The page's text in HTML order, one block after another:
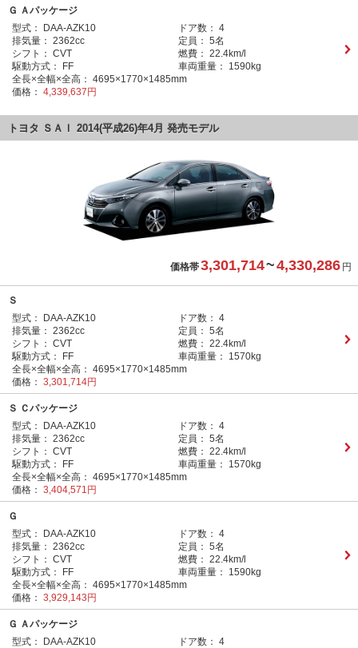
Ｇ Ａパッケージ
型式：
DAA-AZK10 ドア数： 4
排気量： 2362cc 定員： 5名
シフト： CVT 燃費： 22.4km/l
駆動方式：
FF 車両重量：
1590kg
全長×全幅×全高： 4695×1770×1485mm
価格： 4,339,637円
トヨタ ＳＡＩ 2014(平成26)年4月 発売モデル
価格帯3,301,714~4,330,286 円
Ｓ
型式：
DAA-AZK10 ドア数： 4
排気量： 2362cc 定員： 5名
シフト： CVT 燃費： 22.4km/l
駆動方式：
FF 車両重量：
1570kg
全長×全幅×全高： 4695×1770×1485mm
価格： 3,301,714円
Ｓ Ｃパッケージ
型式：
DAA-AZK10 ドア数： 4
排気量： 2362cc 定員： 5名
シフト： CVT 燃費： 22.4km/l
駆動方式：
FF 車両重量：
1570kg
全長×全幅×全高： 4695×1770×1485mm
価格： 3,404,571円
Ｇ
型式：
DAA-AZK10 ドア数： 4
排気量： 2362cc 定員： 5名
シフト： CVT 燃費： 22.4km/l
駆動方式：
FF 車両重量：
1590kg
全長×全幅×全高： 4695×1770×1485mm
価格： 3,929,143円
Ｇ Ａパッケージ
型式：
DAA-AZK10 ドア数： 4